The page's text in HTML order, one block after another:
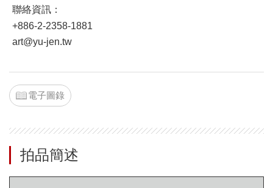
聯絡資訊：
+886-2-2358-1881
art@yu-jen.tw
電子圖錄
拍品簡述